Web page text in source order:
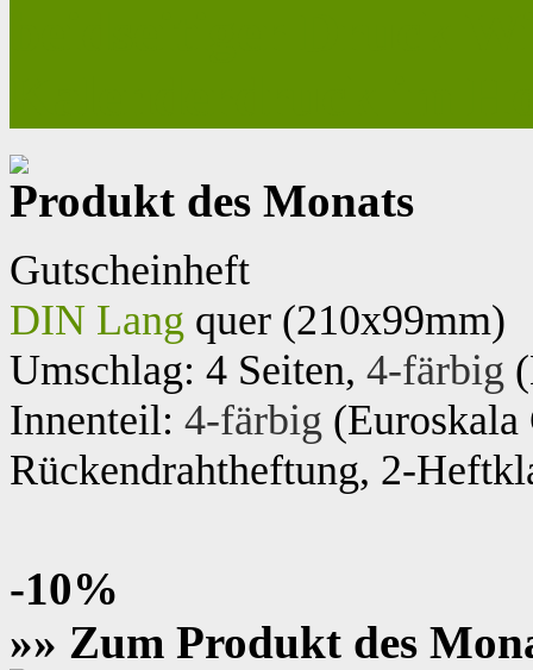
Produkt des Monats
Gutscheinheft
DIN Lang quer (210x99mm)
Umschlag: 4 Seiten, 4-färbig
Innenteil: 4-färbig
Rückendrahtheftung, 2-
-10%
»» Zum Produkt des